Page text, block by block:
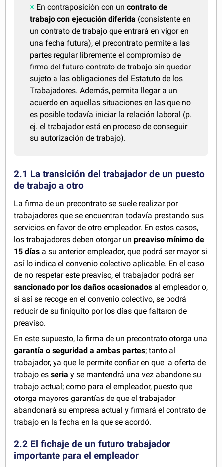
En contraposición con uncontrato de
trabajo con ejecución diferida (consistente en
un contrato de trabajo que entrará en vigor en
una fecha futura), el precontrato permite a las
partes regular libremente el compromiso de
firma del futuro contrato de trabajo sin quedar
sujeto a las obligaciones del Estatuto de los
Trabajadores. Además, permita llegar a un
acuerdo en aquellas situaciones en las que no
es posible todavía iniciar la relación laboral (p.
ej. el trabajador está en proceso de conseguir
su autorización de trabajo).
2.1 La transición del trabajador de un puesto
de trabajo a otro
La firma de un precontrato se suele realizar por
trabajadores que se encuentran todavía prestando sus
servicios en favor de otro empleador. En estos casos,
los trabajadores deben otorgar unpreaviso mínimo de
15 días a su anterior empleador, que podrá ser mayor si
así lo indica el convenio colectivo aplicable. En el caso
de no respetar este preaviso, el trabajador podrá ser
sancionado por los daños ocasionados al empleador o,
si así se recoge en el convenio colectivo, se podrá
reducir de su finiquito por los días que faltaron de
preaviso.
En este supuesto, la firma de un precontrato otorga una
garantía o seguridad a ambas partes; tanto al
trabajador, ya que le permite confiar en que la oferta de
trabajo esseria y se mantendrá una vez abandone su
trabajo actual; como para el empleador, puesto que
otorga mayores garantías de que el trabajador
abandonará su empresa actual y firmará el contrato de
trabajo en la fecha en la que se acordó.
2.2 El fichaje de un futuro trabajador
importante para el empleador